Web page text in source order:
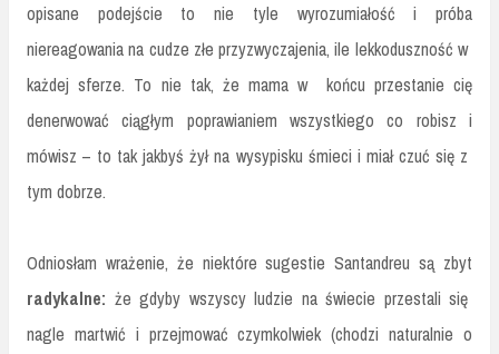
opisane podejście to nie tyle wyrozumiałość i próba
niereagowania na cudze złe przyzwyczajenia, ile lekkoduszność w
każdej sferze. To nie tak, że mama w końcu przestanie cię
denerwować ciągłym poprawianiem wszystkiego co robisz i
mówisz – to tak jakbyś żył na wysypisku śmieci i miał czuć się z
tym dobrze.
Odniosłam wrażenie, że niektóre sugestie Santandreu są zbyt
radykalne: że gdyby wszyscy ludzie na świecie przestali się
nagle martwić i przejmować czymkolwiek (chodzi naturalnie o